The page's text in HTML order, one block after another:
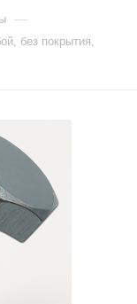
—
без покрытия,